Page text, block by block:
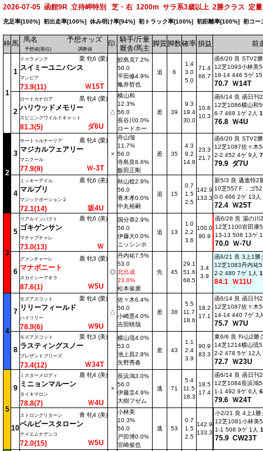
2026-07-05 函館9R 立待岬特別 芝・右 1200m サラ系3歳以上 2勝クラス 定
充足率[100%] 初出走率[100%] 休み明け率[94%] 初トラック率[100%] 初距離率[100%] 初コ
枠馬 馬名 予想オッズ
予想値(順位) 調教値
印. 騎手/斤量
厩舎/馬主
脚質 脚数確率 損益 前
1
1
ドゥラメンテ 栗 牝6 (栗)
スイミーユニバンス
マンビア
73.9(11) Ｗ15T
鮫島克7.2%
56.0
平田修4.9%
亀井哲也
追 6
1.4
3.0
5.0
71.4
66.7
函6/20 良 STV2
12芝1093小林美
16-14 446 5ゲ
70.7 Ｗ14T
2
ロードカナロア 黒 牝4 (栗)
ハリウッドメモリー
スピニングワイルドキャット
81.3(5) ダ6U
△
横山和
12.3%
56.0
長谷川0.0%
ロードホー
差 39
9.3
19.4
30.0
10.8
10.3
函6/14 良 函日刊
12芝1086横山和
6-7 468 1ゲ 2人
76.8 Ｗ4U
2
3
サートゥルナーリア 鹿 牝4 (栗)
マジカルフェアリー
マニクール
77.9(9) Ｗ-3T
×
舟山瑠
11.7%
56.0
寺島良8.6%
飯田正剛
差 35
4.3
9.2
14.8
23.3
21.7
函6/20 良 STV2
12芝1087佐々木
2-2 452 4ゲ 9人 7
79.9 ダ7U
4
ミッキーアイル 鹿 牝6 (美)
マルプリ
マジックポーション２
72.1(14) 坂4U
秋山稔2.9%
56.0
青木孝0.0%
中丸裕嗣
追 15
0.7
1.5
2.5
142.9
133.3
新5/3 良 邁進特2
10芝557Ｆ．ゴ
0-0 466 2ゲ 13人
72.4 Ｗ25T
3
5
リアルインパクト 鹿 牝6 (美)
ゴキゲンサン
マチャプチャレ
73.0(13) Ｗ
国分恭2.9%
56.0
伊藤大0.0%
ニッシンホ
追 13
1.0
2.2
3.6
100.0
90.9
函6/28 良 湯の川
12芝1100岩田康
13-13 508 13ゲ
70.0 Ｗ-7U
6
グァンチャーレ 鹿 牝3 (栗)
マナボニート
スカイシーアキラ
87.6(1) Ｗ5U
◎
丹内祐7.5%
53.0
北出成
23.8%
松本俊廣
先 45
29.1
51.6
68.5
3.4
3.9
函6/21 良 3上1勝
12芝1083丹内祐
2-2 480 7ゲ 1人 1
84.1 Ｗ11U
4
7
モズアスコット 栗 牝4 (栗)
リリーフィールド
ハイリリー
78.9(6) Ｗ9U
△
佐々木6.4%
56.0
小崎憲4.0%
吉田晴哉
差 38
5.5
11.7
18.6
18.2
17.1
函6/14 良 函日刊
12芝1087佐々木
14-14 440 7ゲ 3
75.7 Ｗ7U
8
モズアスコット 栗 牝3 (美)
ラスティングスノー
プレザントブリーズ
73.4(12) Ｗ34T
横山琉4.0%
53.0
池上昌2.8%
矢野秀春
差 43
1.1
2.4
3.9
90.9
83.3
東6/6 良 ﾃﾚ山2勝
14芝1214横山琉
2-2 478 5ゲ 12人
72.7 Ｗ23U
5
9
ミスターメロディ 鹿 牝4 (美)
ミニョンマルーン
タイキマロン
78.8(7) Ｗ4U
×
長浜鴻3.0%
56.0
伊藤圭4.9%
大樹フゼム
逃 71
5.4
11.5
18.3
18.5
17.4
函6/14 良 函日刊
12芝1084長浜鴻
1-1 492 9ゲ 6人 6
79.6 Ｗ24T
10
ストロングリターン 青 牝4 (美)
ベルビースタローン
テイエムナデシコ
72.0(15) Ｗ5U
小林美
10.3%
56.0
戸田博0.0%
宮崎俊也
逃 53
0.7
1.5
2.5
142.9
133.3
小2/21 良 4上1勝
12芝1081小林美
1-1 508 9ゲ 1人 1
75.9 CW23T